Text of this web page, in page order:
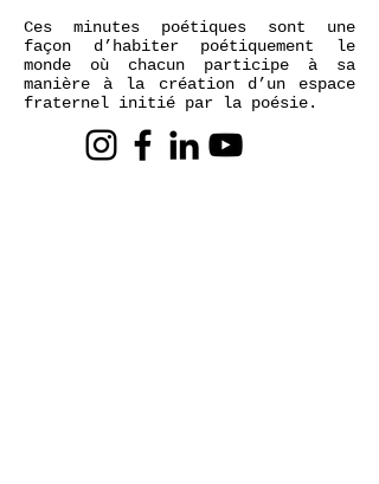
Ces minutes poétiques sont une
façon d’habiter poétiquement le
monde où chacun participe à sa
manière à la création d’un espace
fraternel initié par la poésie.